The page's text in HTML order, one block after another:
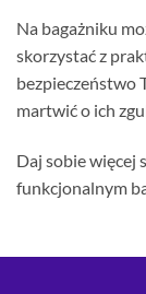
Na bagażniku
skorzystać z
bezpieczeństwo
martwić o ich
Daj sobie więcej
funkcjonalnym